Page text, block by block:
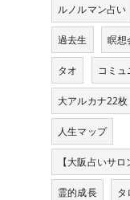
ルノルマン占い
過去生 瞑想
タオ コミュ
大アルカナ22枚
人生マップ
【大阪占いサ
霊的成長 タ